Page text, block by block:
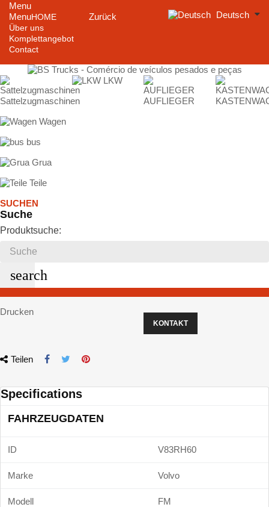
Menu
Menu
Zurück
HOME
Über uns
Komplettangebot
Contact
Deutsch
Sattelzugmaschinen
LKW
AUFLIEGER
Wagen
bus
Grua
Teile
SUCHEN
Suche
Produktsuche:
search
Drucken
KONTAKT
Teilen
Specifications
FAHRZEUGDATEN
ID V83RH60
Marke Volvo
Modell FM